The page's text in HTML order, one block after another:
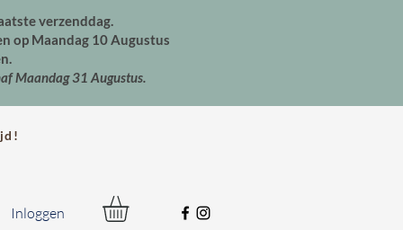
verzenddag.
op Maandag 10 Augustus
Maandag 31 Augustus.
Inloggen